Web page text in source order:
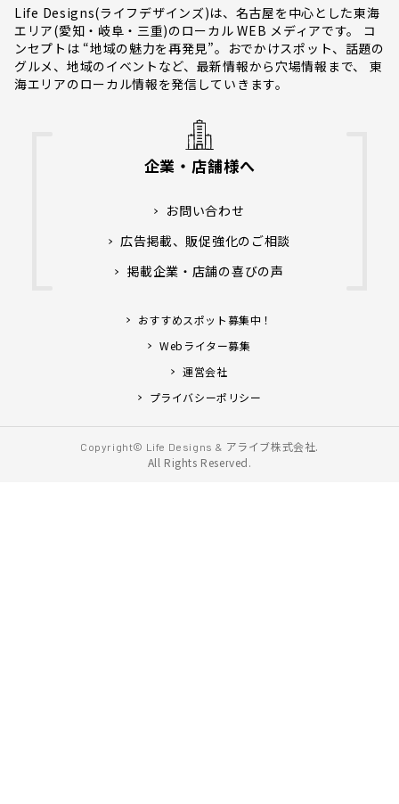
Life Designs(ライフデザインズ)は、名古屋を中心とした東海
エリア(愛知・岐阜・三重)のローカル WEB メディアです。 コ
ンセプトは “地域の魅力を再発見”。おでかけスポット、話題の
グルメ、地域のイベントなど、最新情報から穴場情報まで、 東
海エリアのローカル情報を発信していきます。
企業・店舗様へ
お問い合わせ
広告掲載、販促強化のご相談
掲載企業・店舗の喜びの声
おすすめスポット募集中！
Webライター募集
運営会社
プライバシーポリシー
Copyright© Life Designs & アライブ株式会社.
All Rights Reserved.